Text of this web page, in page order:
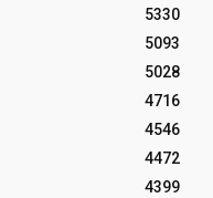
5330
5093
5028
4716
4546
4472
4399